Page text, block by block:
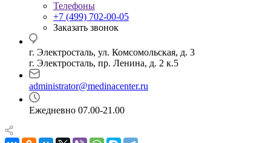
Телефоны
+7 (499) 702-00-05
Заказать звонок
г. Электросталь, ул. Комсомольская, д. 3
г. Электросталь, пр. Ленина, д. 2 к.5
administrator@medinacenter.ru
Ежедневно 07.00-21.00